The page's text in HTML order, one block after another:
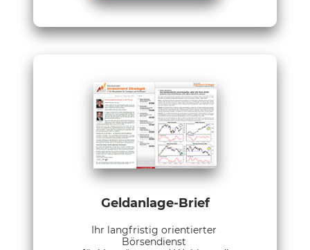
Geldanlage-Brief
Ihr langfristig orientierter
Börsendienst